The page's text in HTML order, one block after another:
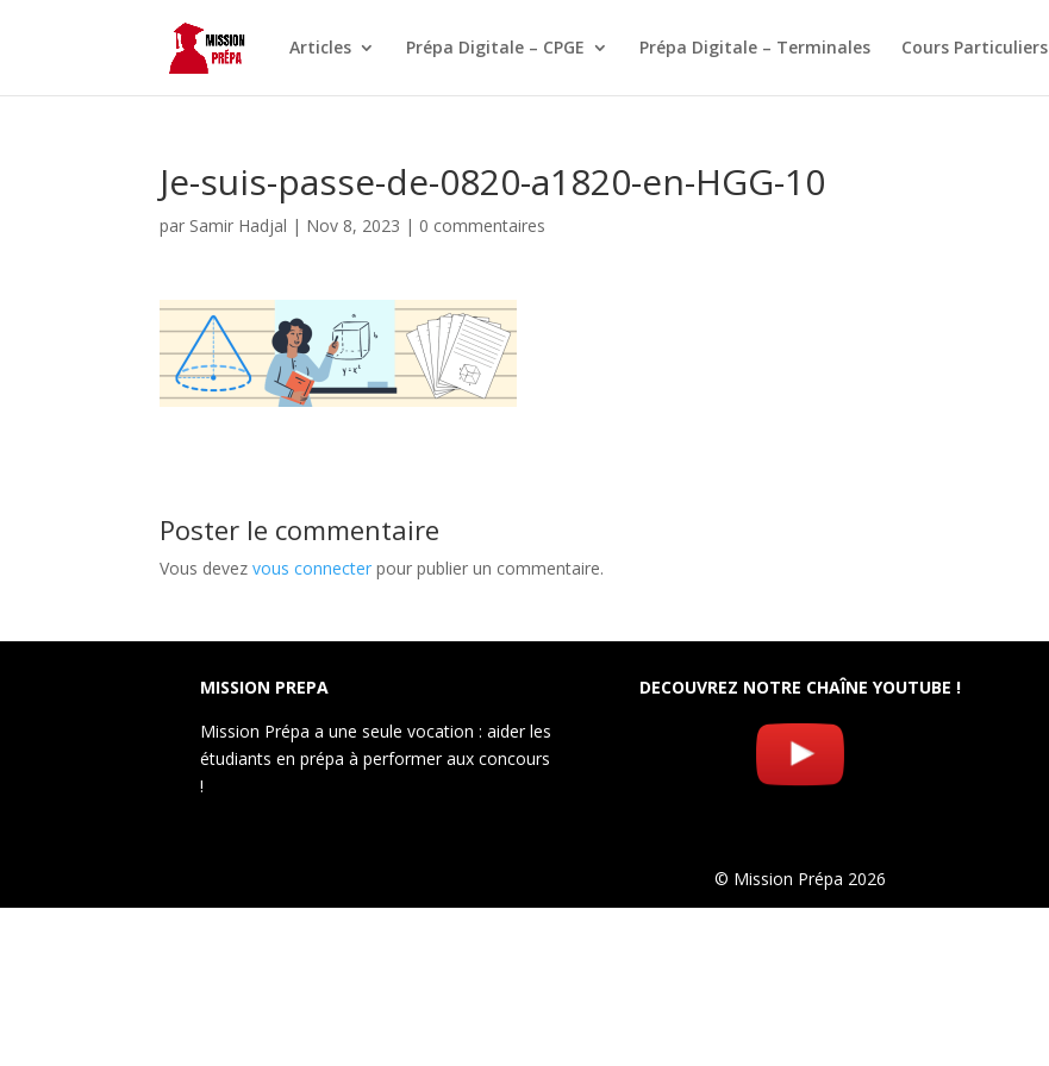
Articles Prépa Digitale – CPGE Prépa Digitale – Terminales Cours Particuliers
Je-suis-passe-de-0820-a1820-en-HGG-10
par Samir Hadjal | Nov 8, 2023 | 0 commentaires
Poster le commentaire
Vous devezvous connecter pour publier un commentaire.
MISSION PREPA
Mission Prépa a une seule vocation : aider les
étudiants en prépa à performer aux concours
!
DECOUVREZ NOTRE CHAÎNE YOUTUBE !
© Mission Prépa 2026